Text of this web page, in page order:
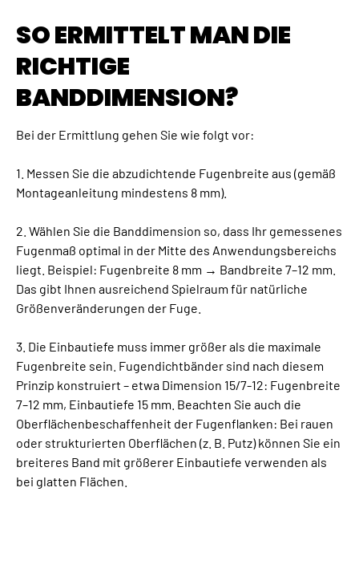
SO ERMITTELT MAN DIE
RICHTIGE
BANDDIMENSION?
Bei der Ermittlung gehen Sie wie folgt vor:
1. Messen Sie die abzudichtende Fugenbreite aus (gemäß
Montageanleitung mindestens 8 mm).
2. Wählen Sie die Banddimension so, dass Ihr gemessenes
Fugenmaß optimal in der Mitte des Anwendungsbereichs
liegt. Beispiel: Fugenbreite 8 mm → Bandbreite 7–12 mm.
Das gibt Ihnen ausreichend Spielraum für natürliche
Größenveränderungen der Fuge.
3. Die Einbautiefe muss immer größer als die maximale
Fugenbreite sein. Fugendichtbänder sind nach diesem
Prinzip konstruiert – etwa Dimension 15/7-12: Fugenbreite
7–12 mm, Einbautiefe 15 mm. Beachten Sie auch die
Oberflächenbeschaffenheit der Fugenflanken: Bei rauen
oder strukturierten Oberflächen (z. B. Putz) können Sie ein
breiteres Band mit größerer Einbautiefe verwenden als
bei glatten Flächen.